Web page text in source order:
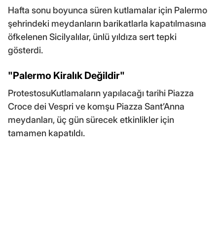
Hafta sonu boyunca süren kutlamalar için Palermo
şehrindeki meydanların barikatlarla kapatılmasına
öfkelenen Sicilyalılar, ünlü yıldıza sert tepki
gösterdi.
"Palermo Kiralık Değildir"
ProtestosuKutlamaların yapılacağı tarihi Piazza
Croce dei Vespri ve komşu Piazza Sant’Anna
meydanları, üç gün sürecek etkinlikler için
tamamen kapatıldı.